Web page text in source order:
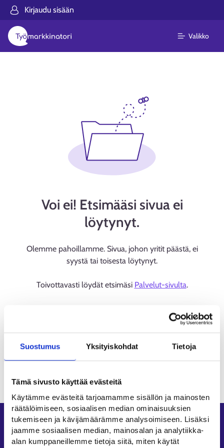
Suostumus Yksityiskohdat Tietoja
Tämä sivusto käyttää evästeitä
Käytämme evästeitä tarjoamamme sisällön ja mainosten
räätälöimiseen, sosiaalisen median ominaisuuksien
tukemiseen ja kävijämäärämme analysoimiseen. Lisäksi
jaamme sosiaalisen median, mainosalan ja analytiikka-
alan kumppaneillemme tietoja siitä, miten käytät
Kirjaudu sisään
Valikko
Voi ei! Etsimääsi sivua ei
löytynyt.
Olemme pahoillamme. Sivua, johon yritit päästä, ei
syystä tai toisesta löytynyt.
Toivottavasti löydät etsimäsi Palvelut-sivulta.
Oikopolut
Asiointi